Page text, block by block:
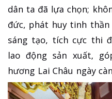
dân ta đã lựa chọn;
đức, phát huy tinh
sáng tạo, tích cực thi
lao động sản xuất,
hương Lai Châu ngày